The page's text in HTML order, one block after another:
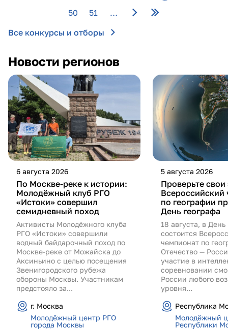
50
51
…
Все конкурсы и отборы
Новости регионов
6 августа 2026
По Москве-реке к истории:
Молодёжный клуб РГО
«Истоки» совершил
семидневный поход
Активисты Молодёжного клуба
РГО «Истоки» совершили
водный байдарочный поход по
Москве-реке от Можайска до
Аксиньино с целью посещения
Звенигородского рубежа
обороны Москвы. Участникам
предстояло за...
г. Москва
Молодёжный центр РГО
города Москвы
5 августа 2026
Проверьте
Всероссийский
по географии
День географа
18 августа, в День
состоится
чемпионат по
Отечество —
участие в
соревновании
России любого
уровня...
Республика
Молодёжный
Республики